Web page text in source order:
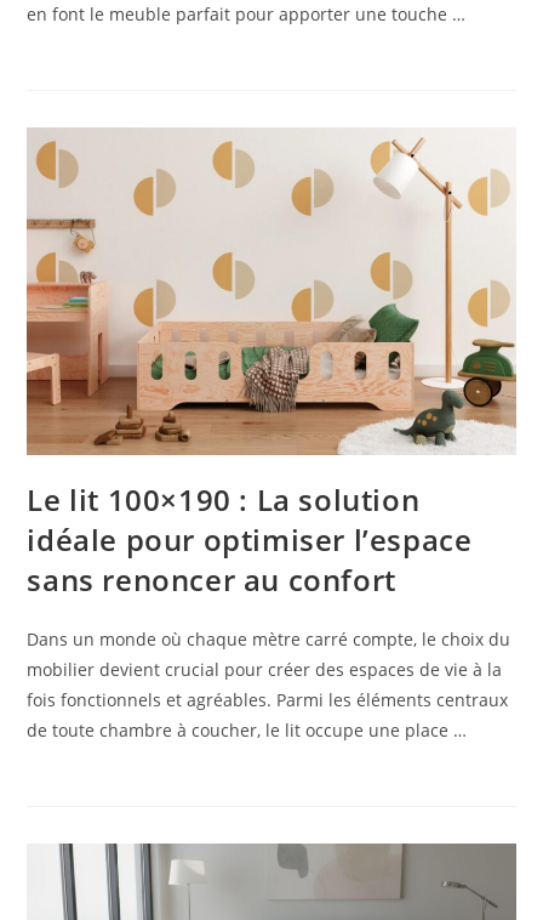
en font le meuble parfait pour apporter une touche …
Le lit 100×190 : La solution
idéale pour optimiser l’espace
sans renoncer au confort
Dans un monde où chaque mètre carré compte, le choix du
mobilier devient crucial pour créer des espaces de vie à la
fois fonctionnels et agréables. Parmi les éléments centraux
de toute chambre à coucher, le lit occupe une place …